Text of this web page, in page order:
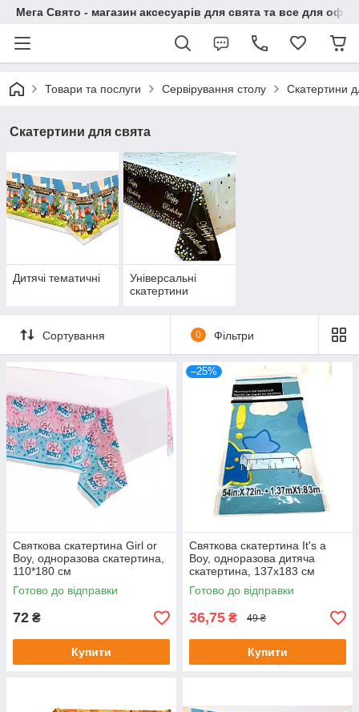
Мега Свято - магазин аксесуарів для свята та все для
Товари та послуги Сервірування столу Скатертини
Скатертини для свята
Дитячі тематичні
Універсальні
скатертини
Сортування 0 Фільтри
Святкова скатертина Girl or
Boy, одноразова скатертина,
110*180 см
Готово до відправки
72 ₴
Купити
–25%
Святкова скатертина It's a
Boy, одноразова дитяча
скатертина, 137х183 см
Готово до відправки
36,75 ₴ 49 ₴
Купити